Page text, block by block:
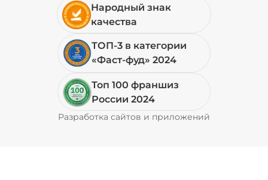
Народный знак
качества
ТОП-3 в категории
«Фаст-фуд» 2024
Топ 100 франшиз
России 2024
Разработка сайтов и приложений
Pyrobyte